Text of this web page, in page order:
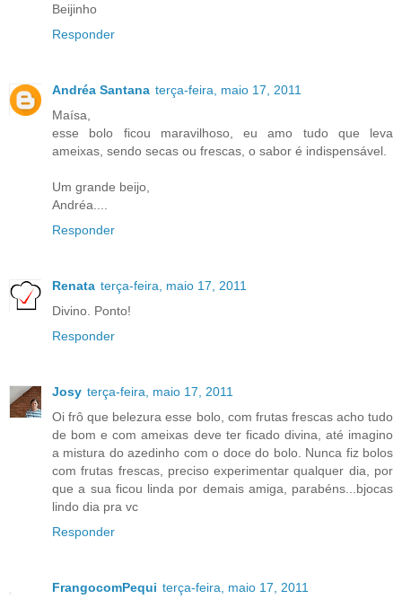
Beijinho
Responder
Andréa Santana terça-feira, maio 17, 2011
Maísa,
esse bolo ficou maravilhoso, eu amo tudo que leva
ameixas, sendo secas ou frescas, o sabor é indispensável.
Um grande beijo,
Andréa....
Responder
Renata terça-feira, maio 17, 2011
Divino. Ponto!
Responder
Josy terça-feira, maio 17, 2011
Oi frô que belezura esse bolo, com frutas frescas acho tudo
de bom e com ameixas deve ter ficado divina, até imagino
a mistura do azedinho com o doce do bolo. Nunca fiz bolos
com frutas frescas, preciso experimentar qualquer dia, por
que a sua ficou linda por demais amiga, parabéns...bjocas
lindo dia pra vc
Responder
FrangocomPequi terça-feira, maio 17, 2011